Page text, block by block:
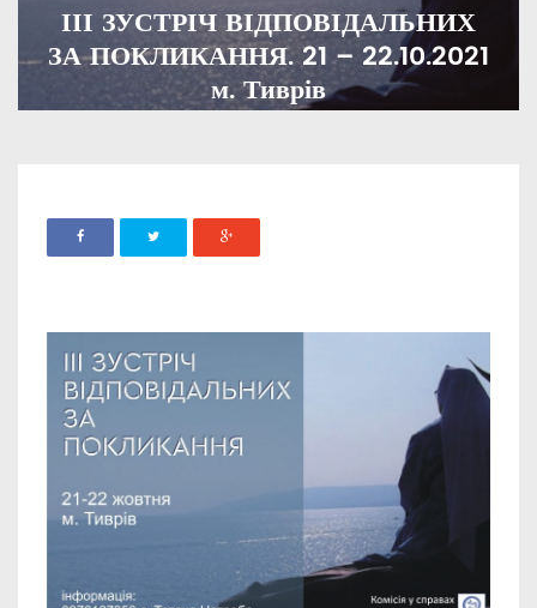
ІІІ ЗУСТРІЧ ВІДПОВІДАЛЬНИХ
ЗА ПОКЛИКАННЯ. 21 – 22.10.2021
м. Тиврів